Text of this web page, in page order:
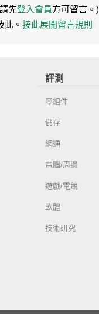
請先登入會員方可留言。)
此。 按此展開留言規則
評測
零組件
儲存
網通
電腦/周邊
遊戲/電競
軟體
技術研究